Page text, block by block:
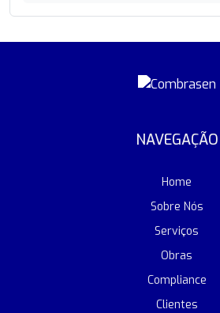
NAVEGAÇÃO
Home
Sobre Nós
Serviços
Obras
Compliance
Clientes